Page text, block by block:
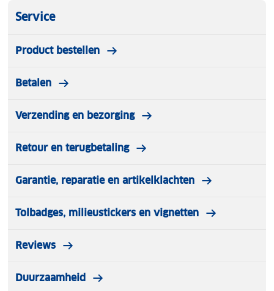
Service
Product bestellen
Betalen
Verzending en bezorging
Retour en terugbetaling
Garantie, reparatie en artikelklachten
Tolbadges, milieustickers en vignetten
Reviews
Duurzaamheid